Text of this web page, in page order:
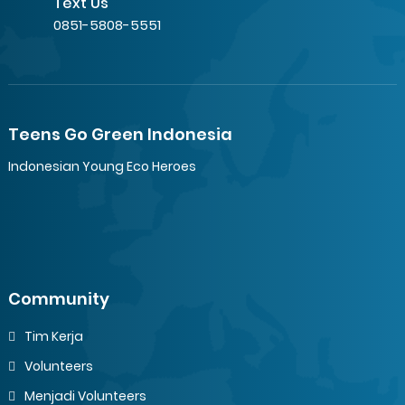
0851-5808-5551
Teens Go Green Indonesia
Indonesian Young Eco Heroes
Community
Tim Kerja
Volunteers
Menjadi Volunteers